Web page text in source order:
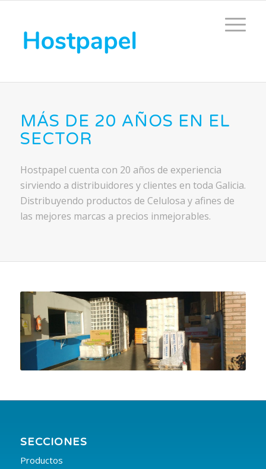
MÁS DE 20 AÑOS EN EL
SECTOR
Hostpapel cuenta con 20 años de experiencia
sirviendo a distribuidores y clientes en toda Galicia.
Distribuyendo productos de Celulosa y afines de
las mejores marcas a precios inmejorables.
SECCIONES
Productos